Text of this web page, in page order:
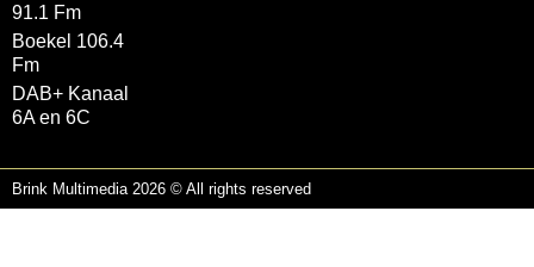
91.1 Fm
Boekel 106.4
Fm
DAB+ Kanaal
6A en 6C
Brink Multimedia 2026 © All rights reserved